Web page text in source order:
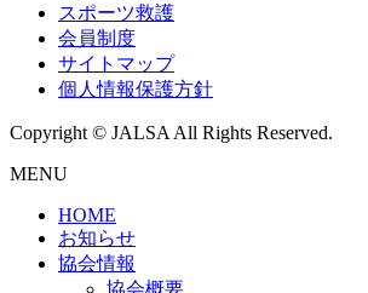
スポーツ救護
会員制度
サイトマップ
個人情報保護方針
Copyright © JALSA All Rights Reserved.
MENU
HOME
お知らせ
協会情報